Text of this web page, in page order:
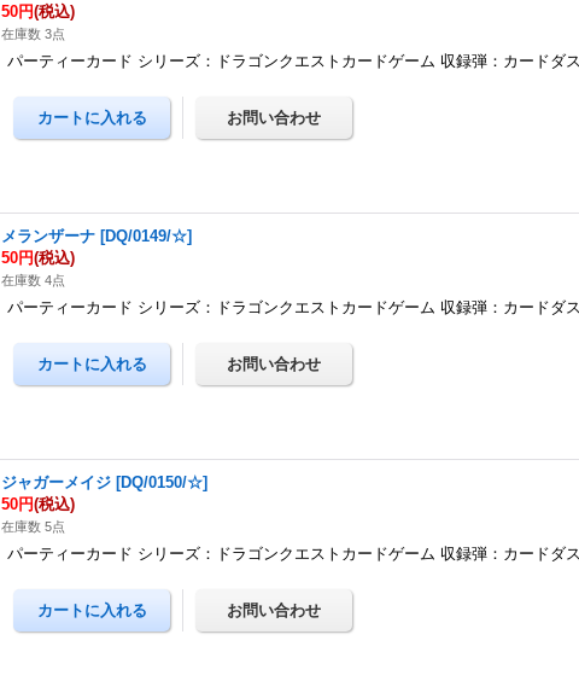
50円(税込)
在庫数 3点
パーティーカード シリーズ：ドラゴンクエストカードゲーム 収録弾：カードダ
メランザーナ [DQ/0149/☆]
50円(税込)
在庫数 4点
パーティーカード シリーズ：ドラゴンクエストカードゲーム 収録弾：カードダ
ジャガーメイジ [DQ/0150/☆]
50円(税込)
在庫数 5点
パーティーカード シリーズ：ドラゴンクエストカードゲーム 収録弾：カードダ